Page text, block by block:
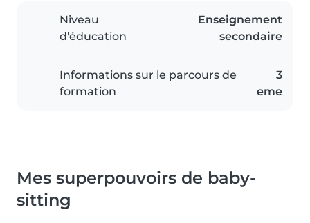
Niveau
d'éducation
Enseignement
secondaire
Informations sur le parcours de
formation
3
eme
Mes superpouvoirs de baby-
sitting